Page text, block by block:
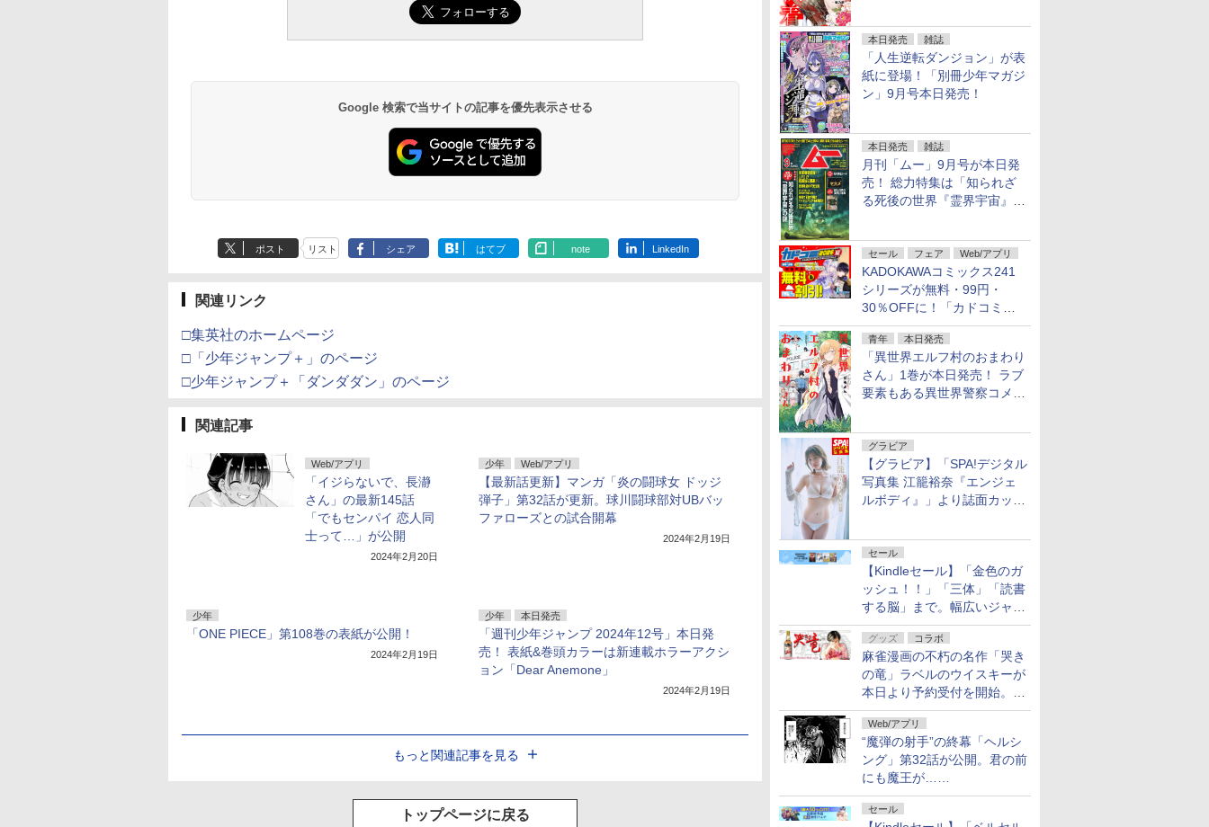
本日発売 雑誌
「人生逆転ダンジョン」が表
紙に登場！「別冊少年マガジ
ン」9月号本日発売！
本日発売 雑誌
月刊「ムー」9月号が本日発
売！ 総力特集は「知られざ
る死後の世界『霊界宇宙』の
セール フェア Web/アプリ
KADOKAWAコミックス241
シリーズが無料・99円・
30％OFFに！「カドコミフ
ェア 2026」第2弾が開催中！
青年 本日発売
「異世界エルフ村のおまわり
さん」1巻が本日発売！ ラブ
要素もある異世界警察コメデ
グラビア
【グラビア】「SPA!デジタル
写真集 江籠裕奈『エンジェ
ルボディ』」より誌面カット
セール
【Kindleセール】「金色のガ
ッシュ！！」「三体」「読書
する脳」まで。幅広いジャン
ルの電子書籍が最大65％オ
フ！「Kindle本サマーセー
ル」第2弾が開催中！
グッズ コラボ
麻雀漫画の不朽の名作「哭き
の竜」ラベルのウイスキーが
本日より予約受付を開始。8
月16日まで
Web/アプリ
“魔弾の射手”の終幕「ヘルシ
ング」第32話が公開。君の前
にも魔王が……
セール
Google 検索で当サイトの記事を優先表示させる
ポスト リスト シェア はてブ note LinkedIn
関連リンク
□集英社のホームページ
□「少年ジャンプ＋」のページ
□少年ジャンプ＋「ダンダダン」のページ
関連記事
Web/アプリ
「イジらないで、長瀞
さん」の最新145話
「でもセンパイ 恋人同
士って…」が公開
2024年2月20日
少年 Web/アプリ
【最新話更新】マンガ「炎の闘球女 ドッジ
弾子」第32話が更新。球川闘球部対UBバッ
ファローズとの試合開幕
2024年2月19日
少年
「ONE PIECE」第108巻の表紙が公開！
2024年2月19日
少年 本日発売
「週刊少年ジャンプ 2024年12号」本日発
売！ 表紙&巻頭カラーは新連載ホラーアクシ
ョン「Dear Anemone」
2024年2月19日
もっと関連記事を見る
トップページに戻る